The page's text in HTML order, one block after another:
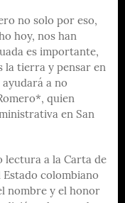
no solo por eso,
hoy, nos han
es importante,
la tierra y pensar en
a no
quien
en San
lectura a la Carta de
Estado colombiano
nombre y el honor